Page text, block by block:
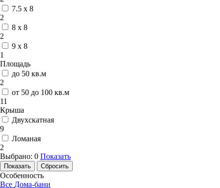
7.5 x 8
2
8 x 8
2
9 x 8
1
Площадь
до 50 кв.м
2
от 50 до 100 кв.м
11
Крыша
Двухскатная
9
Ломаная
2
Выбрано: 0 Показать
Особенность
Все Дома-бани